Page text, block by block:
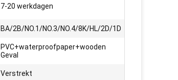
7-20 werkdagen
BA/2B/NO.1/NO.3/NO.4/8K/HL/2D/1D
PVC+waterproofpaper+wooden
Geval
Verstrekt